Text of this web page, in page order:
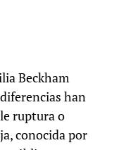
Beckham
han
ruptura o
conocida por